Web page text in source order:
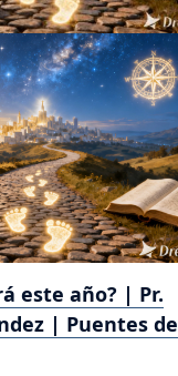
este año? | Pr.
| Puentes de